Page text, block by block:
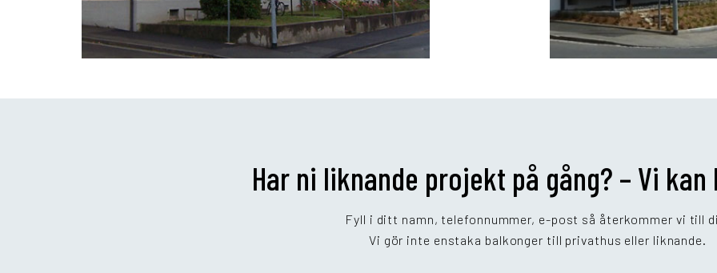
Har ni liknande projekt på gång? – Vi
Fyll i ditt namn, telefonnummer, e-post så återkommer vi till
Vi gör inte enstaka balkonger till privathus eller liknande.